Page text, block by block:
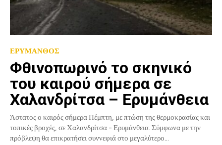
ΕΡΥΜΑΝΘΟΣ
Φθινοπωρινό το σκηνικό
του καιρού σήμερα σε
Χαλανδρίτσα – Ερυμάνθεια
Άστατος ο καιρός σήμερα Πέμπτη, με πτώση της θερμοκρασίας και
τοπικές βροχές, σε Χαλανδρίτσα - Ερυμάνθεια. Σύμφωνα με την
πρόβλεψη θα επικρατήσει συννεφιά στο μεγαλύτερο...